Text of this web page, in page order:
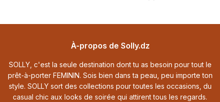
À-propos de Solly.dz
SOLLY, c'est la seule destination dont tu as besoin pour tout le
prêt-à-porter FEMININ. Sois bien dans ta peau, peu importe ton
style. SOLLY sort des collections pour toutes les occasions, du
casual chic aux looks de soirée qui attirent tous les regards.